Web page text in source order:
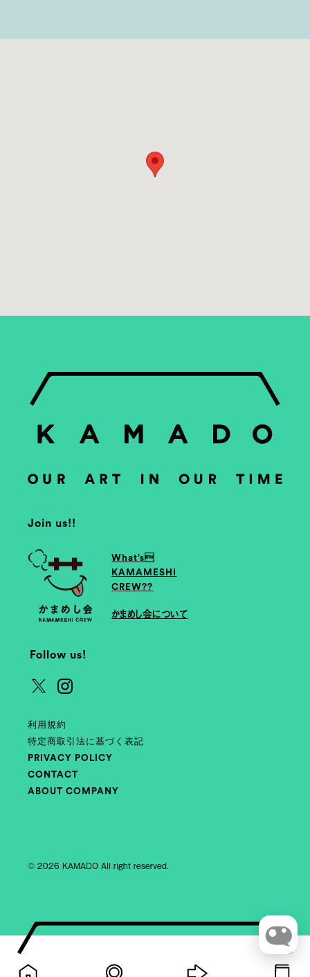
Join us!!
What’s
KAMAMESHI
CREW??
かまめし会について
Follow us!
利用規約
特定商取引法に基づく表記
PRIVACY POLICY
CONTACT
ABOUT COMPANY
© 2026 KAMADO All right reserved.